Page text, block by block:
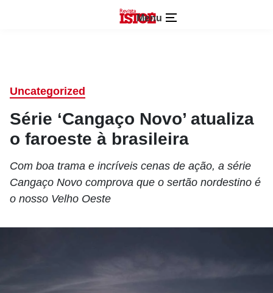
Menu
Uncategorized
Série ‘Cangaço Novo’ atualiza
o faroeste à brasileira
Com boa trama e incríveis cenas de ação, a série
Cangaço Novo comprova que o sertão nordestino é
o nosso Velho Oeste